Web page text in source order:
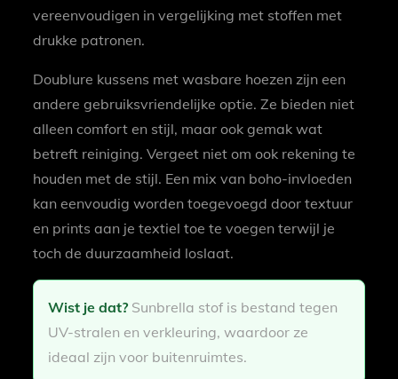
vereenvoudigen in vergelijking met stoffen met
drukke patronen.
Doublure kussens met wasbare hoezen zijn een
andere gebruiksvriendelijke optie. Ze bieden niet
alleen comfort en stijl, maar ook gemak wat
betreft reiniging. Vergeet niet om ook rekening te
houden met de stijl. Een mix van boho-invloeden
kan eenvoudig worden toegevoegd door textuur
en prints aan je textiel toe te voegen terwijl je
toch de duurzaamheid loslaat.
Wist je dat?Sunbrella stof is bestand tegen
UV-stralen en verkleuring, waardoor ze
ideaal zijn voor buitenruimtes.